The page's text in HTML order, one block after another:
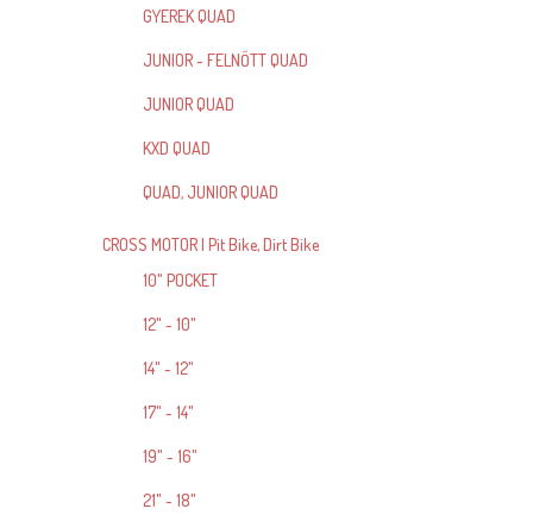
GYEREK QUAD
JUNIOR - FELNŐTT QUAD
JUNIOR QUAD
KXD QUAD
QUAD, JUNIOR QUAD
CROSS MOTOR | Pit Bike, Dirt Bike
10" POCKET
12" - 10"
14" - 12"
17" - 14"
19" - 16"
21" - 18"